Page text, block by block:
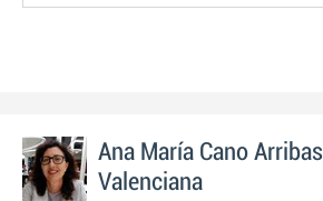
Ana María Cano Arribas
Valenciana